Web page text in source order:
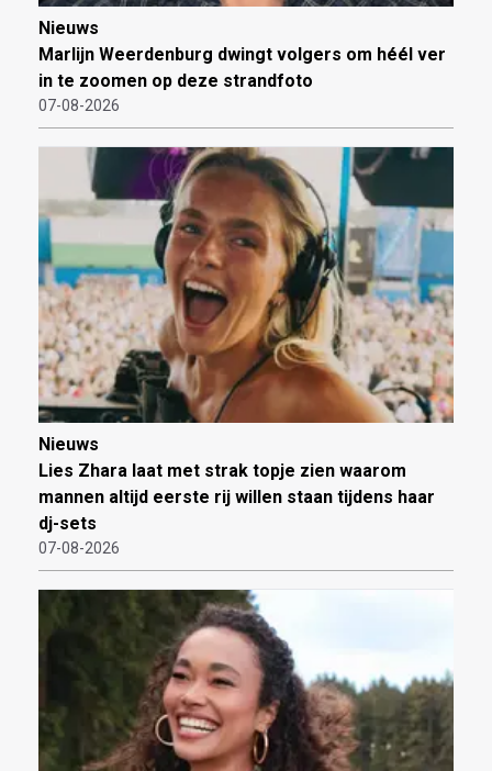
Nieuws
Marlijn Weerdenburg dwingt volgers om héél ver
in te zoomen op deze strandfoto
07-08-2026
Nieuws
Lies Zhara laat met strak topje zien waarom
mannen altijd eerste rij willen staan tijdens haar
dj-sets
07-08-2026